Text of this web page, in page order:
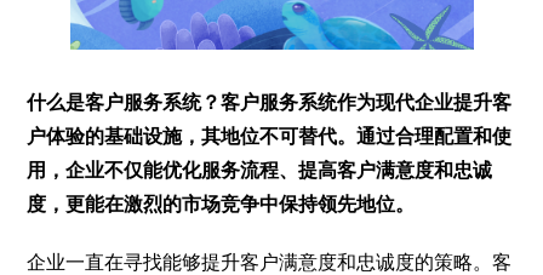
什么是客户服务系统？客户服务系统作为现代企业提升客
户体验的基础设施，其地位不可替代。通过合理配置和使
用，企业不仅能优化服务流程、提高客户满意度和忠诚
度，更能在激烈的市场竞争中保持领先地位。
企业一直在寻找能够提升客户满意度和忠诚度的策略。客